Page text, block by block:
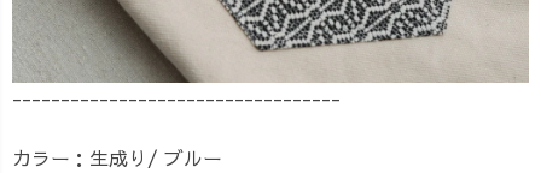
----------------------------------
カラー：生成り/ ブルー